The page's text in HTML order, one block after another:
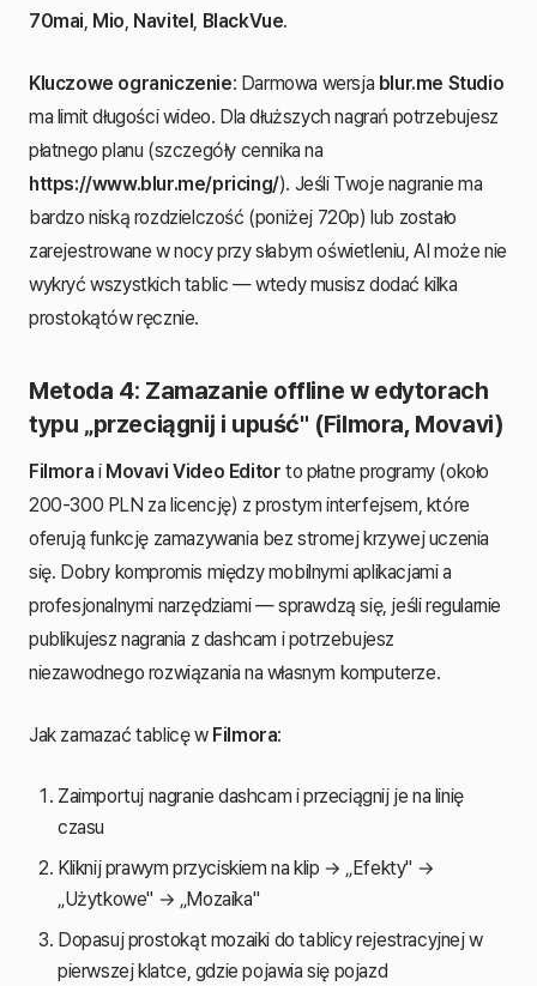
70mai, Mio, Navitel, BlackVue.
Kluczowe ograniczenie: Darmowa wersja blur.me Studio
ma limit długości wideo. Dla dłuższych nagrań potrzebujesz
płatnego planu (szczegóły cennika na
https://www.blur.me/pricing/). Jeśli Twoje nagranie ma
bardzo niską rozdzielczość (poniżej 720p) lub zostało
zarejestrowane w nocy przy słabym oświetleniu, AI może nie
wykryć wszystkich tablic — wtedy musisz dodać kilka
prostokątów ręcznie.
Metoda 4: Zamazanie offline w edytorach
typu „przeciągnij i upuść" (Filmora, Movavi)
Filmora i Movavi Video Editor to płatne programy (około
200-300 PLN za licencję) z prostym interfejsem, które
oferują funkcję zamazywania bez stromej krzywej uczenia
się. Dobry kompromis między mobilnymi aplikacjami a
profesjonalnymi narzędziami — sprawdzą się, jeśli regularnie
publikujesz nagrania z dashcam i potrzebujesz
niezawodnego rozwiązania na własnym komputerze.
Jak zamazać tablicę w Filmora:
Zaimportuj nagranie dashcam i przeciągnij je na linię
czasu
Kliknij prawym przyciskiem na klip → „Efekty" →
„Użytkowe" → „Mozaika"
Dopasuj prostokąt mozaiki do tablicy rejestracyjnej w
pierwszej klatce, gdzie pojawia się pojazd